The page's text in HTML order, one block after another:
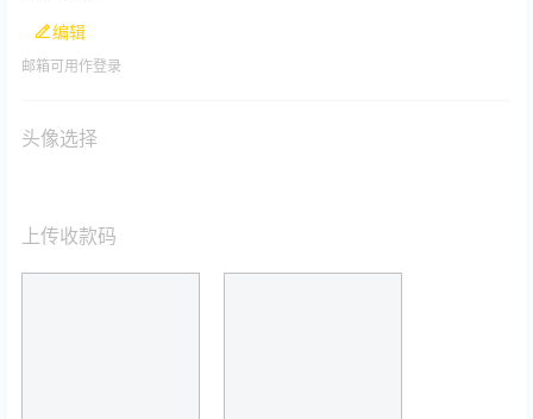
编辑
邮箱可用作登录
头像选择
上传收款码